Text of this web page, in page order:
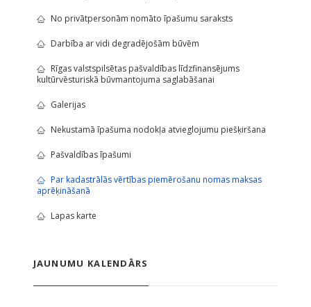
No privātpersonām nomāto īpašumu saraksts
Darbība ar vidi degradējošām būvēm
Rīgas valstspilsētas pašvaldības līdzfinansējums
kultūrvēsturiskā būvmantojuma saglabāšanai
Galerijas
Nekustamā īpašuma nodokļa atvieglojumu piešķiršana
Pašvaldības īpašumi
Par kadastrālās vērtības piemērošanu nomas maksas
aprēķināšanā
Lapas karte
JAUNUMU KALENDĀRS